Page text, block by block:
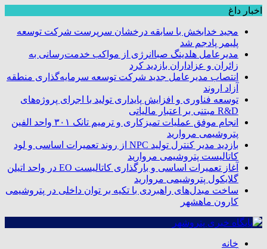
اخبار داغ
مجید خدابخش با سابقه درخشان سرپرست شرکت توسعه
پلیمر پادجم شد
مدیرعامل هلدینگ صباانرژی از مواکب خدمت‌رسانی به
زائران و عزاداران بازدید کرد
انتصاب مدیرعامل جدید شرکت توسعه سرمایه‌گذاری منطقه
آزاد اروند
توسعه فناوری و افزایش پایداری تولید با اجرای پروژه‌های
R&D مبتنی بر اعتبار مالیاتی
انجام موفق عملیات تمیزکاری و ترمیم تانک ۳۰۱ واحد الفین
پتروشیمی مروارید
بازدید مدیر کنترل تولید NPC از روند تعمیرات اساسی و لود
کاتالیست پتروشیمی مروارید
آغاز تعمیرات اساسی و بارگذاری کاتالیست EO در واحد اتیلن
گلایکول پتروشیمی مروارید
ساخت مبدل‌های راهبردی با تکیه بر توان داخلی در پتروشیمی
کارون ماهشهر
خانه